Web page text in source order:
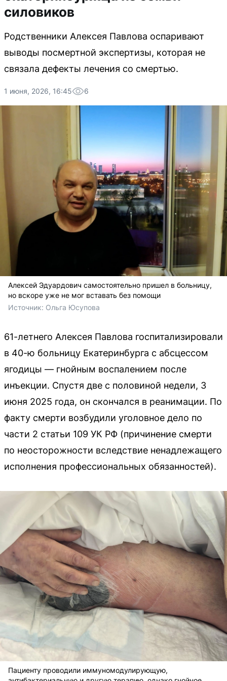
силовиков
Родственники Алексея Павлова оспаривают
выводы посмертной экспертизы, которая не
связала дефекты лечения со смертью.
1 июня, 2026, 16:45 6
Алексей Эдуардович самостоятельно пришел в больницу,
но вскоре уже не мог вставать без помощи
Источник: Ольга Юсупова
61-летнего Алексея Павлова госпитализировали
в 40-ю больницу Екатеринбурга с абсцессом
ягодицы — гнойным воспалением после
инъекции. Спустя две с половиной недели, 3
июня 2025 года, он скончался в реанимации. По
факту смерти возбудили уголовное дело по
части 2 статьи 109 УК РФ (причинение смерти
по неосторожности вследствие ненадлежащего
исполнения профессиональных обязанностей).
Пациенту проводили иммуномодулирующую,